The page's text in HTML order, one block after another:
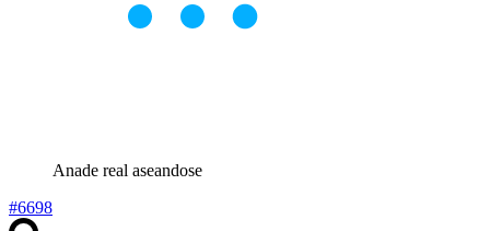
Anade real aseandose
#6698